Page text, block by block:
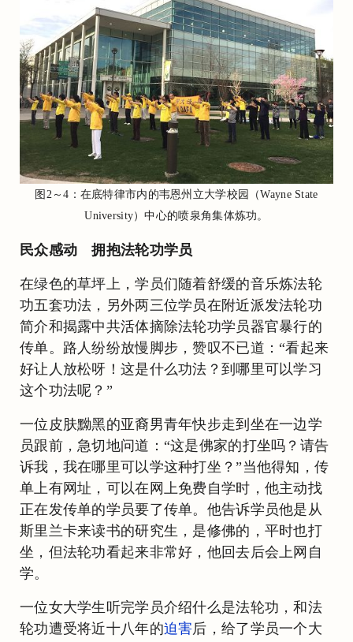
图2～4：在底特律市内的韦恩州立大学校园（Wayne State
University）中心的喷泉角集体炼功。
民众感动 拥抱法轮功学员
在绿色的草坪上，学员们随着舒缓的音乐炼法轮
功五套功法，另外两三位学员在附近派发法轮功
简介和揭露中共活体摘除法轮功学员器官暴行的
传单。路人纷纷放慢脚步，赞叹不已道：“看起来
好让人放松呀！这是什么功法？到哪里可以学习
这个功法呢？”
一位皮肤黝黑的亚裔男青年快步走到坐在一边学
员跟前，急切地问道：“这是佛家的打坐吗？请告
诉我，我在哪里可以学这种打坐？”当他得知，传
单上有网址，可以在网上免费自学时，他主动找
正在发传单的学员要了传单。他告诉学员他是从
斯里兰卡来读书的研究生，是修佛的，平时也打
坐，但法轮功看起来非常好，他回去后会上网自
学。
一位女大学生听完学员介绍什么是法轮功，和法
轮功遭受将近十八年的迫害后，给了学员一个大